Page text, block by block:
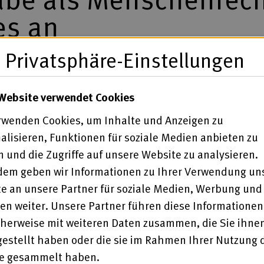
an
am 3. Dezember macht die
von Menschen mit Behinderungen aufmerksam.
den Folgen finanzieller Einschnitte bei der
sondern immer und überall gilt:
täglich gelebt“, betont Andrea
Mitglieder als Teil eines inklusiven
von Brückenbauern. Denn sie eröffnen
Bestandteil eines vielfältigen Systems
Privatsphäre-Einstellungen
verwendet Cookies
Cookies, um Inhalte und Anzeigen zu
Funktionen für soziale Medien anbieten zu
und die Zugriffe auf unsere Website zu analysieren.
geben wir Informationen zu Ihrer Verwendung
an unsere Partner für soziale Medien, Werbung und
weiter. Unsere Partner führen diese Informationen
mit weiteren Daten zusammen, die Sie
haben oder die sie im Rahmen Ihrer Nutzung
gesammelt haben.